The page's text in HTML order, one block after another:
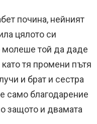
почина, нейният
цялото си
молеше той да даде
тя промени пътя
и брат и сестра
само благодарение
защото и двамата